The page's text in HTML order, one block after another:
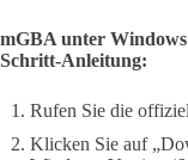
mGBA unter
Schritt-Anleitung:
Rufen Sie die
Klicken Sie auf